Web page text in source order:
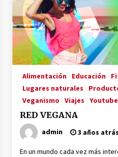
La Primera
Vegetal
3 años atrás
MOTERO
3 años atrás
el Mundo
Alimentación Educación
Lugares naturales
Veganismo
Viajes Youtube
RED VEGANA
admin 3 años atrás
En un mundo cada vez más